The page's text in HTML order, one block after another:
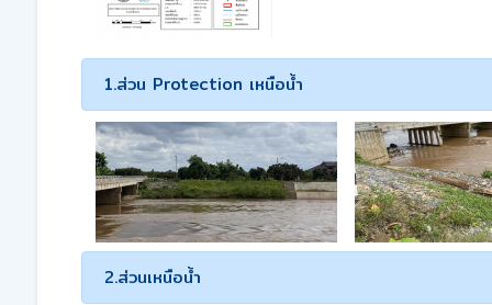
1.ส่วน Protection เหนือน้ำ
2.ส่วนเหนือน้ำ